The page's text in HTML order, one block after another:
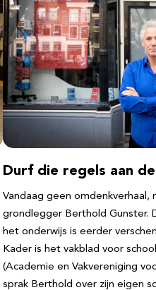
Durf die regels aan
Vandaag geen
grondlegger Berthold Gunster.
het onderwijs is eerder
Kader is het vakblad voor
(Academie en Vakvereniging
sprak Berthold over zijn eigen